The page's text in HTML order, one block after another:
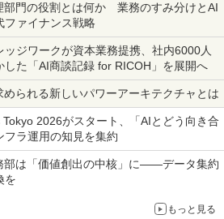
部門の役割とは何か 業務のすみ分けとAI
ファイナンス戦略
ッジワークが資本業務提携、社内6000人
した「AI商談記録 for RICOH」を展開へ
られる新しいパワーアーキテクチャとは
2026がスタート、「AIとどう向き合
フラ運用の知見を集約
部は「価値創出の中核」に――データ集約
を
もっと見る